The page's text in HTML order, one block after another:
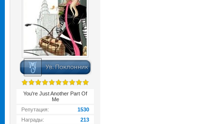
You're Just Another Part Of
Me
Репутация:
1530
Награды:
213